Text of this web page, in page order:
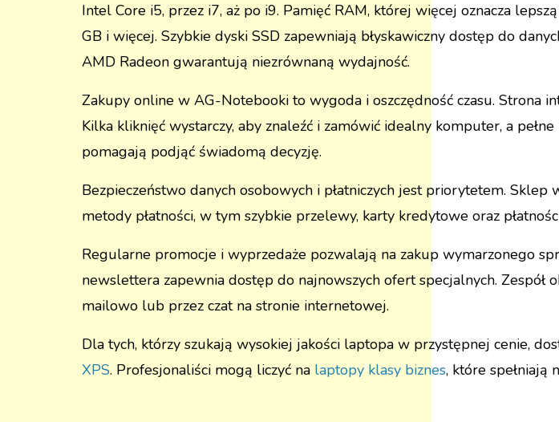
Intel Core i5, przez i7, aż po i9. Pamięć RAM, której więcej oznacza
GB i więcej. Szybkie dyski SSD zapewniają błyskawiczny dostęp do
AMD Radeon gwarantują niezrównaną wydajność.
Zakupy online w AG-Notebooki to wygoda i oszczędność czasu.
Kilka kliknięć wystarczy, aby znaleźć i zamówić idealny komputer, a
pomagają podjąć świadomą decyzję.
Bezpieczeństwo danych osobowych i płatniczych jest priorytetem.
metody płatności, w tym szybkie przelewy, karty kredytowe oraz
Regularne promocje i wyprzedaże pozwalają na zakup wymarzonego
newslettera zapewnia dostęp do najnowszych ofert specjalnych. Zespół
mailowo lub przez czat na stronie internetowej.
Dla tych, którzy szukają wysokiej jakości laptopa w przystępnej cenie,
XPS. Profesjonaliści mogą liczyć na laptopy klasy biznes, które spełniają